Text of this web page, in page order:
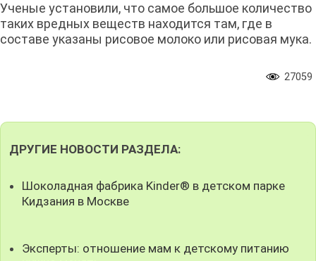
Ученые установили, что самое большое количество
таких вредных веществ находится там, где в
составе указаны рисовое молоко или рисовая мука.
27059
ДРУГИЕ НОВОСТИ РАЗДЕЛА:
Шоколадная фабрика Kinder® в детском парке
Кидзания в Москве
Эксперты: отношение мам к детскому питанию